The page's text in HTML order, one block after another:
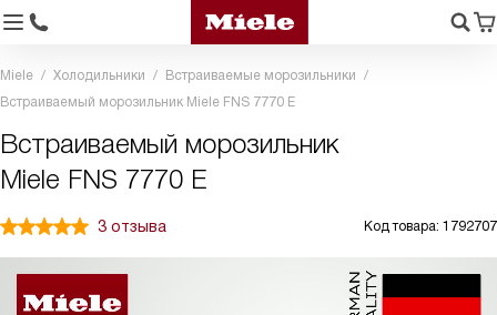
Miele Холодильники
Встраиваемые морозильники
Встраиваемый морозильник Miele FNS 7770 E
Встраиваемый морозильник
Miele FNS 7770 E
3 отзыва Код товара: 1792707